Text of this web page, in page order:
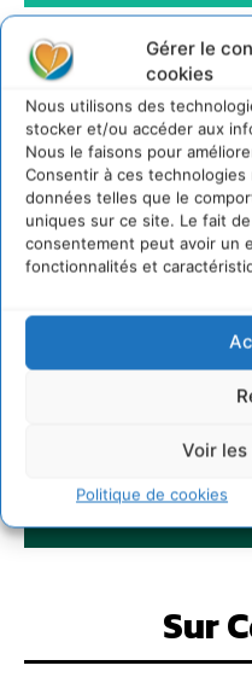
Gérer le
cookies
Nous utilisons des
stocker et/ou accéder aux
Nous le faisons pour
Consentir à ces
données telles que le
uniques sur ce site. Le fait
consentement peut avoir un
fonctionnalités et
Voir
Politique de cookies
Sur